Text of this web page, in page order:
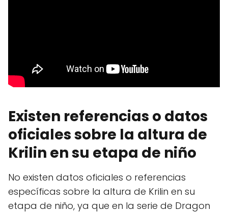
Existen referencias o datos
oficiales sobre la altura de
Krilin en su etapa de niño
No existen datos oficiales o referencias
específicas sobre la altura de Krilin en su
etapa de niño, ya que en la serie de Dragon